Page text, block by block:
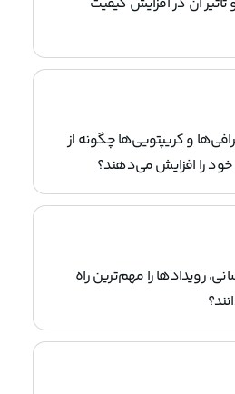
و کریپتویی‌ها چگونه از
خود را افزایش می‌دهند؟
رویدادها را مهم‌ترین راه